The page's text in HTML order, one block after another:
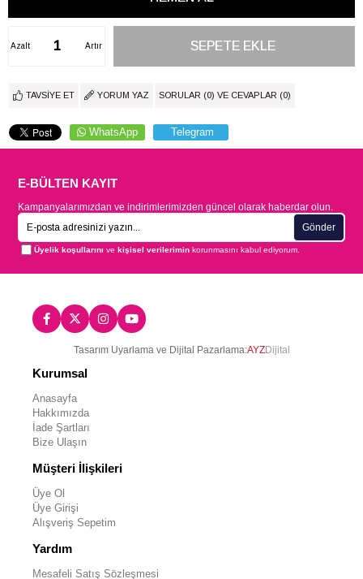
Artır
Azalt
TAVSIYE ET YORUM YAZ SORULAR (0) VE CEVAPLAR (0)
WhatsApp Telegram
E-BÜLTEN KAYIT
Kampanyalarımızdan ve indirimlerimizden güncel olarak haberdar olun.
Gönder
Üyelik koşullarını vekişisel verilerimin korunmasını kabul ediyorum.
Tasarım Uyarlama ve Dijital Pazarlama:AYZDijital
Kurumsal
Anasayfa
Hakkımızda
İade Şartları
Bize Ulaşın
Müşteri İlişkileri
Üye Ol
Üye Girişi
Alışveriş Sepetim
Yardım
Mesafeli Satış Sözleşmesi